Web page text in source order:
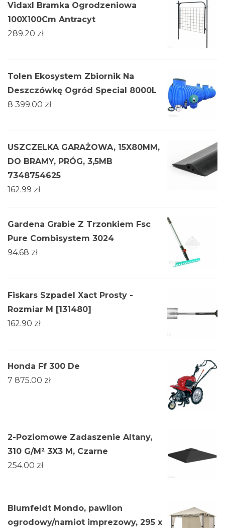
Vidaxl Bramka Ogrodzeniowa
100X100Cm Antracyt
289.20 zł
Tolen Ekosystem Zbiornik Na
Deszczówkę Ogród Special 8000L
8 399.00 zł
USZCZELKA GARAŻOWA, 15X80MM,
DO BRAMY, PRÓG, 3,5MB
7348754625
162.99 zł
Gardena Grabie Z Trzonkiem Fsc
Pure Combisystem 3024
94.68 zł
Fiskars Szpadel Xact Prosty -
Rozmiar M [131480]
162.90 zł
Honda Ff 300 De
7 875.00 zł
2-Poziomowe Zadaszenie Altany,
310 G/M² 3X3 M, Czarne
254.00 zł
Blumfeldt Mondo, pawilon
ogrodowy/namiot imprezowy, 295 x